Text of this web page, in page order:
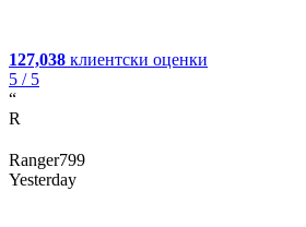
127,038 клиентски оценки
5 / 5
“
R
Ranger799
Yesterday